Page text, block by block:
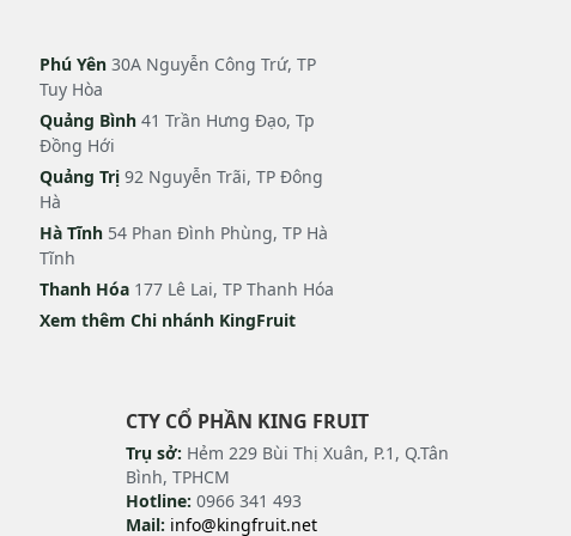
Phú Yên 30A Nguyễn Công Trứ, TP
Tuy Hòa
Quảng Bình 41 Trần Hưng Đạo, Tp
Đồng Hới
Quảng Trị 92 Nguyễn Trãi, TP Đông
Hà
Hà Tĩnh 54 Phan Đình Phùng, TP Hà
Tĩnh
Thanh Hóa 177 Lê Lai, TP Thanh Hóa
Xem thêm Chi nhánh KingFruit
CTY CỔ PHẦN KING FRUIT
Trụ sở: Hẻm 229 Bùi Thị Xuân, P.1, Q.Tân
Bình, TPHCM
Hotline: 0966 341 493
Mail: info@kingfruit.net